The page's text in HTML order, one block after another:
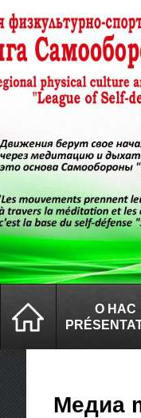
О НАС
Медиа